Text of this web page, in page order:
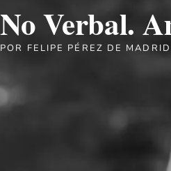
Verbal.
POR FELIPE PÉREZ DE MADRID